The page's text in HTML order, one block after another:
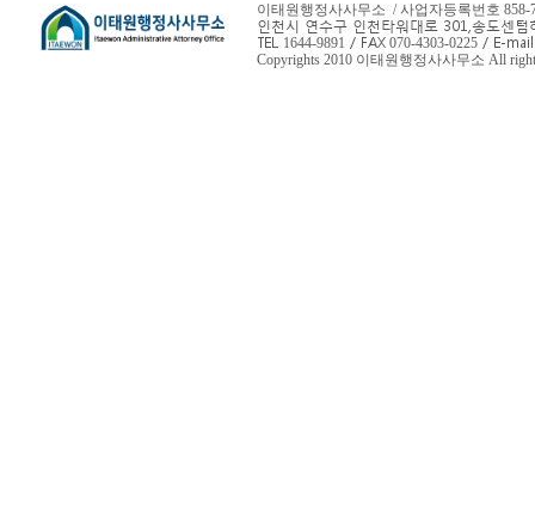
이태원행정사사무소 / 사업자등록번호 858-
인천시 연수구 인천타워대로 301,송도센텀
TEL 1644-9891 / FAX 070-4303-0225 / E-
Copyrights 2010 이태원행정사사무소 All